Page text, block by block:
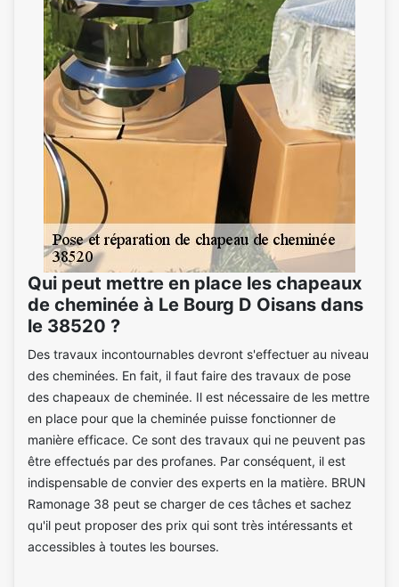
Qui peut mettre en place les chapeaux
de cheminée à Le Bourg D Oisans dans
le 38520 ?
Des travaux incontournables devront s'effectuer au niveau
des cheminées. En fait, il faut faire des travaux de pose
des chapeaux de cheminée. Il est nécessaire de les mettre
en place pour que la cheminée puisse fonctionner de
manière efficace. Ce sont des travaux qui ne peuvent pas
être effectués par des profanes. Par conséquent, il est
indispensable de convier des experts en la matière. BRUN
Ramonage 38 peut se charger de ces tâches et sachez
qu'il peut proposer des prix qui sont très intéressants et
accessibles à toutes les bourses.